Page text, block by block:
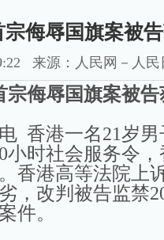
宗侮辱国旗案被
来源：人民网－人民
宗侮辱国旗案被告
港一名21岁男
小时社会服务令
香港高等法院上
，改判被告监禁
件。